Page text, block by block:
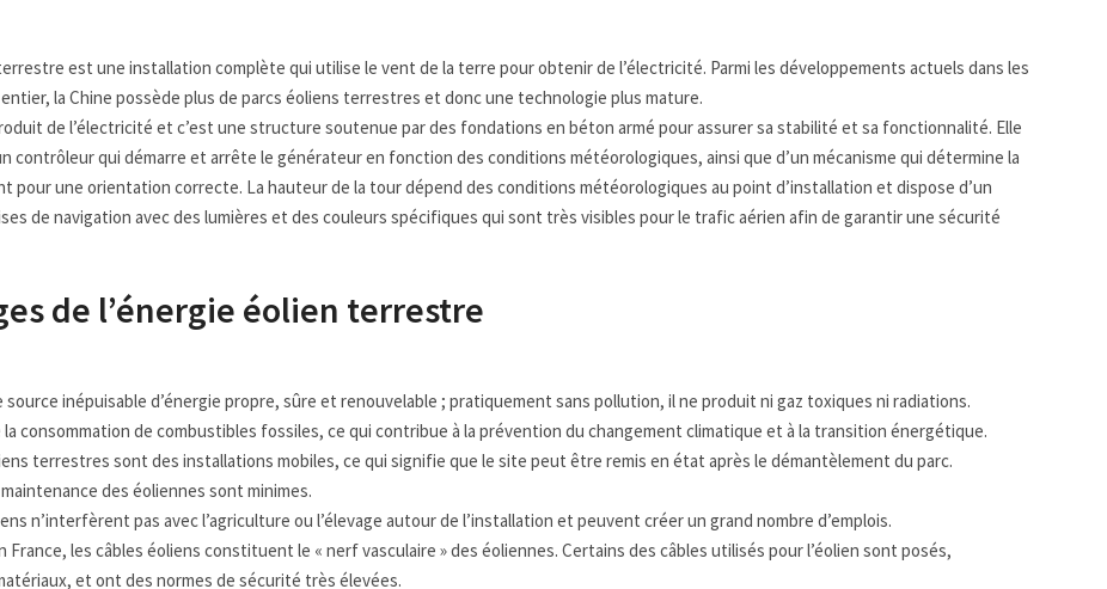
est une installation complète qui utilise le vent de la terre pour obtenir de l’électricité. Parmi les développements actuels dans les
la Chine possède plus de parcs éoliens terrestres et donc une technologie plus mature.
de l’électricité et c’est une structure soutenue par des fondations en béton armé pour assurer sa stabilité et sa fonctionnalité. Elle
contrôleur qui démarre et arrête le générateur en fonction des conditions météorologiques, ainsi que d’un mécanisme qui détermine la
pour une orientation correcte. La hauteur de la tour dépend des conditions météorologiques au point d’installation et dispose d’un
de navigation avec des lumières et des couleurs spécifiques qui sont très visibles pour le trafic aérien afin de garantir une sécurité
de l’énergie éolien terrestre
inépuisable d’énergie propre, sûre et renouvelable ; pratiquement sans pollution, il ne produit ni gaz toxiques ni radiations.
consommation de combustibles fossiles, ce qui contribue à la prévention du changement climatique et à la transition énergétique.
terrestres sont des installations mobiles, ce qui signifie que le site peut être remis en état après le démantèlement du parc.
des éoliennes sont minimes.
n’interfèrent pas avec l’agriculture ou l’élevage autour de l’installation et peuvent créer un grand nombre d’emplois.
France, les câbles éoliens constituent le « nerf vasculaire » des éoliennes. Certains des câbles utilisés pour l’éolien sont posés,
et ont des normes de sécurité très élevées.